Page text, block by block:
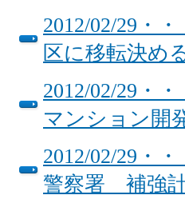
2012/02/29・
区に移転決め
2012/02/29・
マンション開
2012/02/29・
警察署 補強